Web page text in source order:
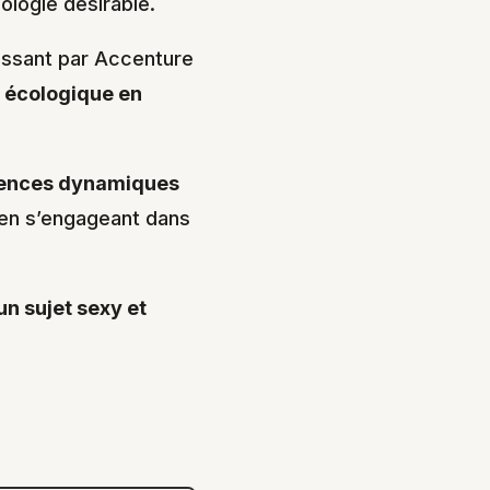
par Accenture
en
dynamiques
s’engageant dans
sujet sexy et